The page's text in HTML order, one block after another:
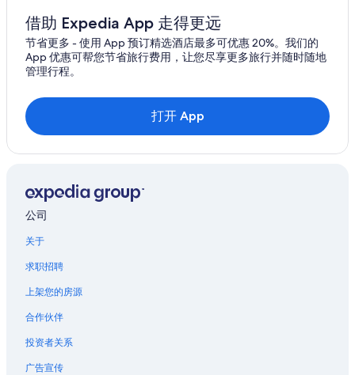
借助 Expedia App 走得更远
节省更多 - 使用 App 预订精选酒店最多可优惠 20%。我们的
App 优惠可帮您节省旅行费用，让您尽享更多旅行并随时随地
管理行程。
打开 App
公司
关于
求职招聘
上架您的房源
合作伙伴
投资者关系
广告宣传